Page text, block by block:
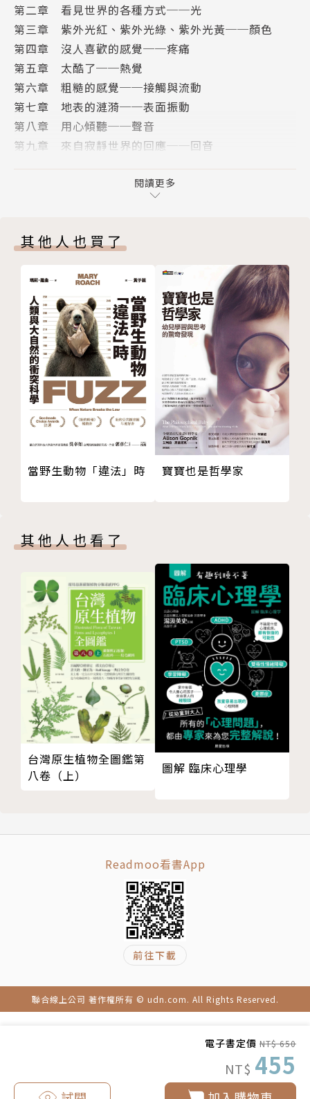
電子書定價 NT$ 650
NT$ 455
從視覺、痛覺、熱覺 、觸覺、聽覺、回音到電覺與磁
覺……
上天下地，走訪世界各個角落，從最新、最全面的動物
感官研究成果，發現超乎你我感知的另一個世界。
生物利用感官形塑周圍環境，卻也不可避免地封閉在各
自的感官泡泡中。人類過去曾因此認為世界就是我們所
見的樣子：七彩的虹、反覆的鳥鳴、海浪的波動等。但
視覺比人類黯淡、蝙蝠聽得見超音波、蜜蜂能在向日葵
滿指尖。
了解動物的感官，能帶我們看見世界更多元真實的樣
貌，而更懂得尊重、謙卑地看待大自然。當我們知道藍
鯨會用低頻率的次音波長距離溝通，可讓人類意識到海
洋上普遍使用的聲納系統會影響到牠們的生存；又或者
人造光源的光害會使得黑暗消失，威脅到野生動物的感
官。對於逐漸消失中的安靜和黑暗，人類需要有更多同
理和理解，才能與生態更和諧共處。
本書將帶你走入令人眼花撩亂的動物感官世界，從我們
也很熟悉的五感，到回聲系統、磁覺、電覺等較陌生的
感覺，拓展你的眼耳鼻口，甚至手指，也會探討那些正
書中還有更多令人驚奇的生物感官：
◆ 埃及穢蠅擁有超高速的視覺能力，能讓牠抓住快速
飛行中的昆蟲，而人類行為在牠眼裡就像慢動作。
◆ 扇貝的生物構造看似簡單，卻有複雜的視覺，貝殼
內緣環繞著許多亮藍色的眼睛。
◆ 鯰魚就像是一隻會游泳的舌頭，全身的皮膚上都布
滿味蕾。
◆ 海獺敏銳的肉掌和紅腹濱鷸的鳥喙都能在沒有視覺
的輔助下快速辨認深海或沙地裡的獵物。
◆ 斑胸草雀能聽見同類歌聲中的快速細節，但人耳聽
不見。
◆ 鯊魚和魟魚頭部的勞倫氏壺腹能感應到獵物製造的
誌撰寫報導。畢業於劍橋大學動物系，並在英國倫敦帝
er Prize in explanatory journalism）、美國醫學作
家協會頒發之約翰·P·麥葛文獎（John P. McGover
n Award）以及AAAS 卡弗里科學新聞獎（AAAS Kavli
第二章 看見世界的各種方式──光
第三章 紫外光紅、紫外光綠、紫外光黃──顏色
第四章 沒人喜歡的感覺──疼痛
第五章 太酷了──熱覺
第六章 粗糙的感覺──接觸與流動
第七章 地表的漣漪──表面振動
第八章 用心傾聽──聲音
第九章 來自寂靜世界的回應──回音
第十一章 心中自有方向──磁場
第十二章 同時打開每一扇窗──統合感覺
謝詞
參考文獻
閱讀更多
其他人也買了
當野生動物「違法」時 寶寶也是哲學家
其他人也看了
台灣原生植物全圖鑑第
八卷（上）
圖解 臨床心理學
Readmoo看書App
前往下載
聯合線上公司 著作權所有 © udn.com. All Rights Reserved.